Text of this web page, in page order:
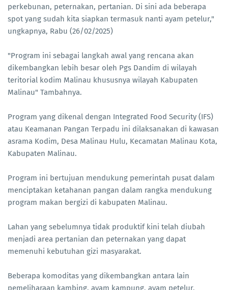
perkebunan, peternakan, pertanian. Di sini ada beberapa
spot yang sudah kita siapkan termasuk nanti ayam petelur,"
ungkapnya, Rabu (26/02/2025)
"Program ini sebagai langkah awal yang rencana akan
dikembangkan lebih besar oleh Pgs Dandim di wilayah
teritorial kodim Malinau khususnya wilayah Kabupaten
Malinau" Tambahnya.
Program yang dikenal dengan Integrated Food Security (IFS)
atau Keamanan Pangan Terpadu ini dilaksanakan di kawasan
asrama Kodim, Desa Malinau Hulu, Kecamatan Malinau Kota,
Kabupaten Malinau.
Program ini bertujuan mendukung pemerintah pusat dalam
menciptakan ketahanan pangan dalam rangka mendukung
program makan bergizi di kabupaten Malinau.
Lahan yang sebelumnya tidak produktif kini telah diubah
menjadi area pertanian dan peternakan yang dapat
memenuhi kebutuhan gizi masyarakat.
Beberapa komoditas yang dikembangkan antara lain
pemeliharaan kambing, ayam kampung, ayam petelur,